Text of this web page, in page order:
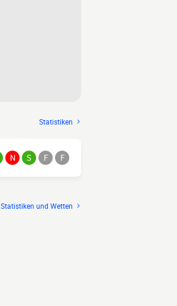
Statistiken
N S F F
Statistiken und Wetten